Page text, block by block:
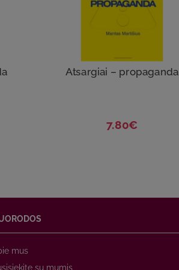
Atsargiai – propaganda
7.80€
mus
su mumis